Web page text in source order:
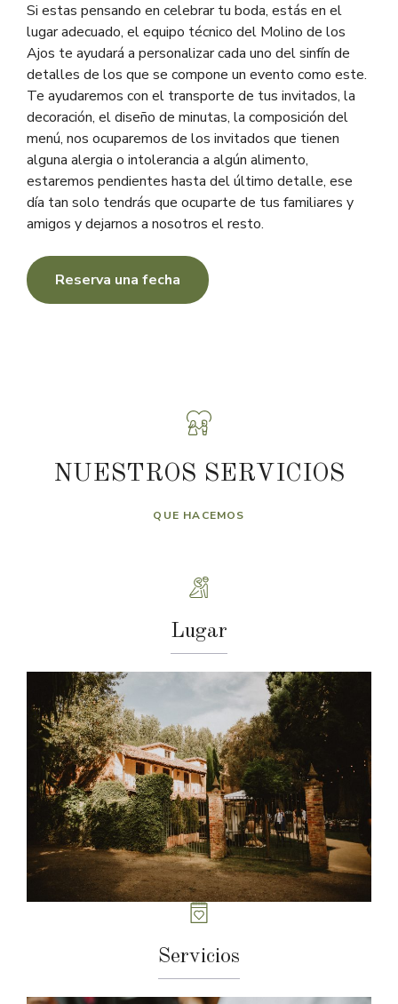
Si estas pensando en celebrar tu boda, estás en el
lugar adecuado, el equipo técnico del Molino de los
Ajos te ayudará a personalizar cada uno del sinfín de
detalles de los que se compone un evento como este.
Te ayudaremos con el transporte de tus invitados, la
decoración, el diseño de minutas, la composición del
menú, nos ocuparemos de los invitados que tienen
alguna alergia o intolerancia a algún alimento,
estaremos pendientes hasta del último detalle, ese
día tan solo tendrás que ocuparte de tus familiares y
amigos y dejarnos a nosotros el resto.
Reserva una fecha
NUESTROS SERVICIOS
QUE HACEMOS
Lugar
Servicios